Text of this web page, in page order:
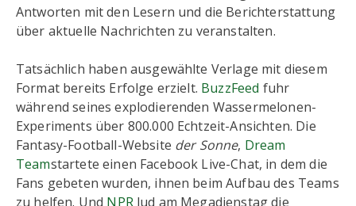
Antworten mit den Lesern und die Berichterstattung
über aktuelle Nachrichten zu veranstalten.
Tatsächlich haben ausgewählte Verlage mit diesem
Format bereits Erfolge erzielt. BuzzFeed fuhr
während seines explodierenden Wassermelonen-
Experiments über 800.000 Echtzeit-Ansichten. Die
Fantasy-Football-Website der Sonne, Dream
Teamstartete einen Facebook Live-Chat, in dem die
Fans gebeten wurden, ihnen beim Aufbau des Teams
zu helfen. Und NPRlud am Megadienstag die